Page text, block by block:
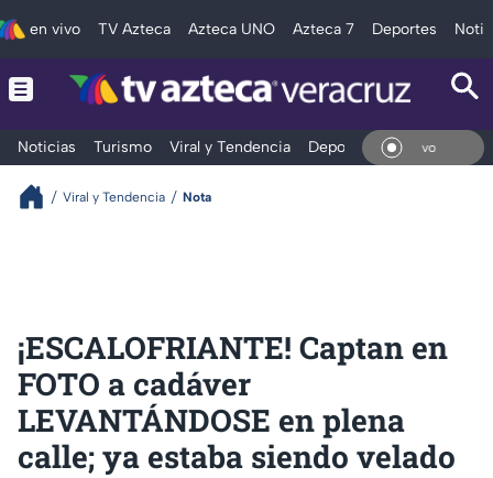
en vivo TV Azteca Azteca UNO Azteca 7 Deportes
Noticias Turismo Viral y Tendencia Deportes Espectáculos
En
Viral y Tendencia Nota
¡ESCALOFRIANTE! Captan en
FOTO a cadáver
LEVANTÁNDOSE en plena
calle; ya estaba siendo velado